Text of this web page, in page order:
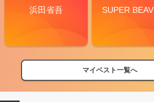
浜田省吾 SUPER
マイベスト一覧へ
【フェス特集2026】フェス情報はここから！
【ライブ動員ランキング】2026年上半期編発表！